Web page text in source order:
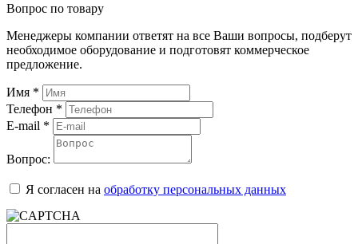
Вопрос по товару
Менеджеры компании ответят на все Ваши вопросы, подберут
необходимое оборудование и подготовят коммерческое
предложение.
Имя *
Телефон *
E-mail *
Вопрос:
Я согласен на обработку персональных данных